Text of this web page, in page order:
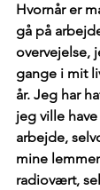
Hvornår er
gå på
overvejelse,
gange i mit
år. Jeg har
jeg ville
arbejde,
mine
radiovært,